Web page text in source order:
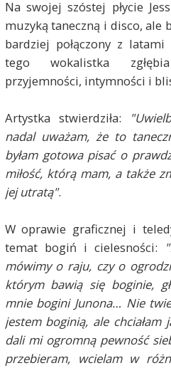
Na swojej szóstej płycie
muzyką taneczną i disco, ale
bardziej połączony z
tego wokalistka
przyjemności, intymności i
Artystka stwierdziła:
nadal uważam, że to
byłam gotowa pisać o
miłość, którą mam, a także
jej utratą".
W oprawie graficznej i
temat bogiń i cielesności:
mówimy o raju, czy o
którym bawią się boginie,
mnie bogini Junona… Nie
jestem boginią, ale chciałam
dali mi ogromną pewność
przebieram, wcielam w